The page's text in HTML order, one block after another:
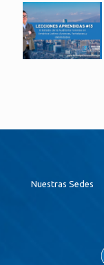
Nuestras Sedes